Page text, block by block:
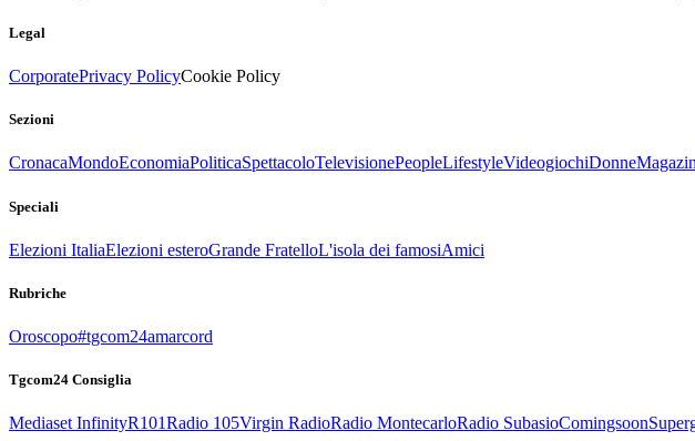
Legal
CorporatePrivacy PolicyCookie Policy
Sezioni
CronacaMondoEconomiaPoliticaSpettacoloTelevisionePeopleLifestyleVideogiochiDonne
Speciali
Elezioni ItaliaElezioni esteroGrande FratelloL'isola dei famosiAmici
Rubriche
Oroscopo#tgcom24amarcord
Tgcom24 Consiglia
Mediaset InfinityR101Radio 105Virgin RadioRadio MontecarloRadio SubasioComingsoon